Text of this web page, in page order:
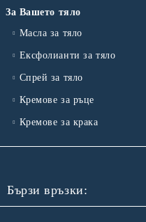
За Вашето тяло
Масла за тяло
Ексфолианти за тяло
Спрей за тяло
Кремове за ръце
Кремове за крака
Бързи връзки: